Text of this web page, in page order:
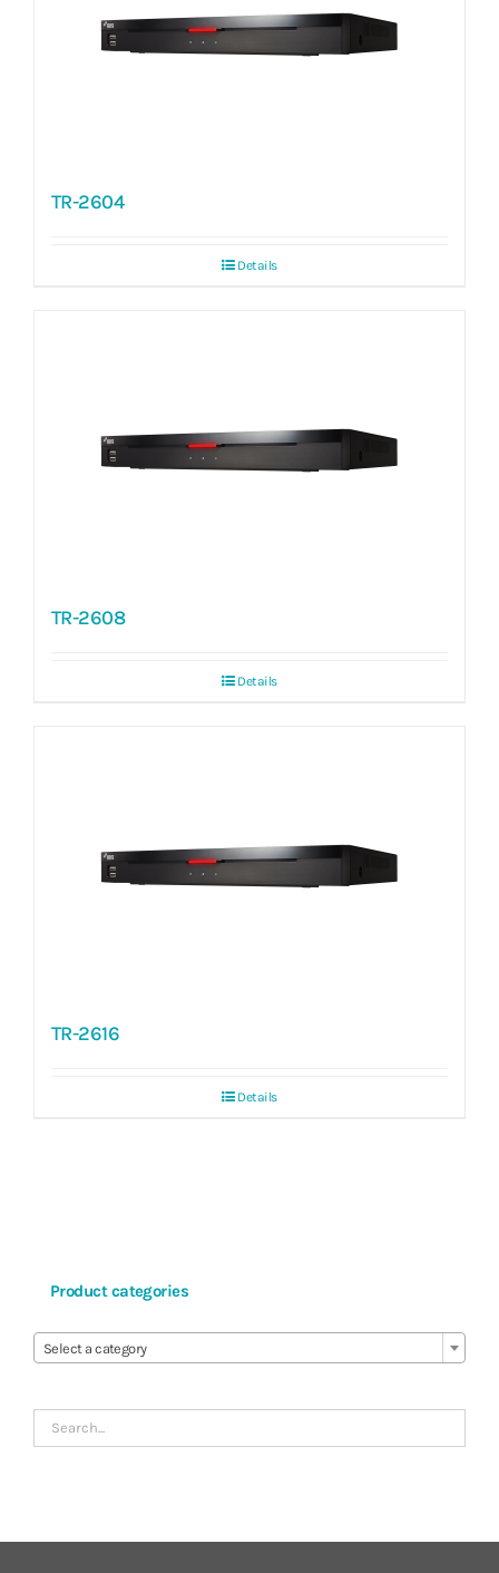
TR-2604
Details
TR-2608
Details
TR-2616
Details
Product categories
Select a category